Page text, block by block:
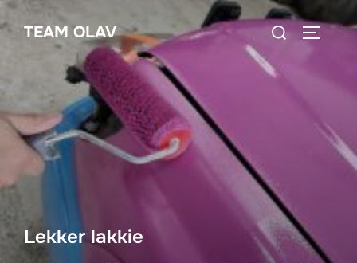
Skip
to
TEAM OLAV
Search
Lekker lakkie